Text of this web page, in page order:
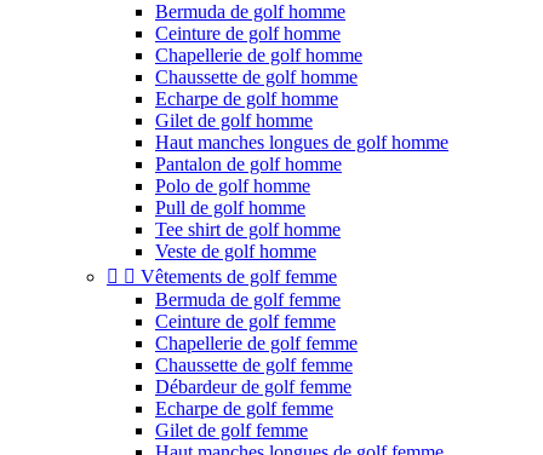
Bermuda de golf homme
Ceinture de golf homme
Chapellerie de golf homme
Chaussette de golf homme
Echarpe de golf homme
Gilet de golf homme
Haut manches longues de golf homme
Pantalon de golf homme
Polo de golf homme
Pull de golf homme
Tee shirt de golf homme
Veste de golf homme
  Vêtements de golf femme
Bermuda de golf femme
Ceinture de golf femme
Chapellerie de golf femme
Chaussette de golf femme
Débardeur de golf femme
Echarpe de golf femme
Gilet de golf femme